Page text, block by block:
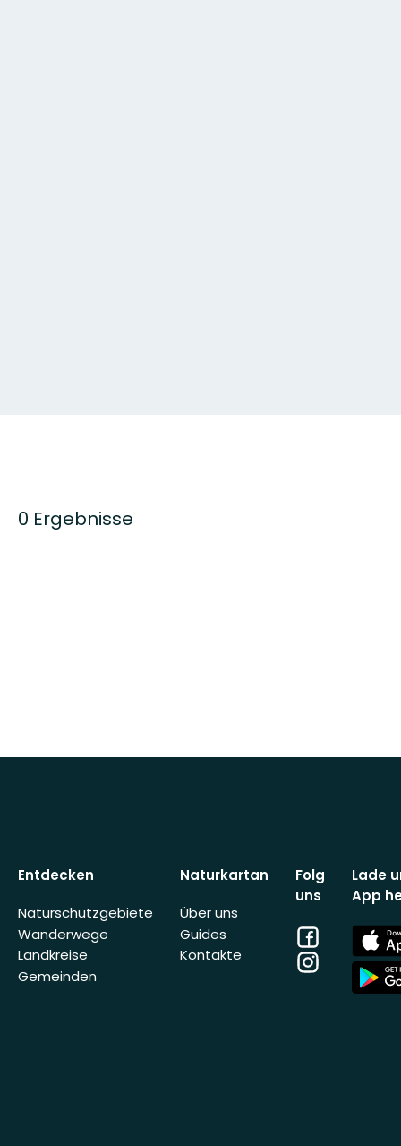
0 Ergebnisse
Entdecken
Naturschutzgebiete
Wanderwege
Landkreise
Gemeinden
Naturkartan
Über uns
Guides
Kontakte
Folg
uns
Facebook
Instagram
Lade
App
App
Store
App
Store